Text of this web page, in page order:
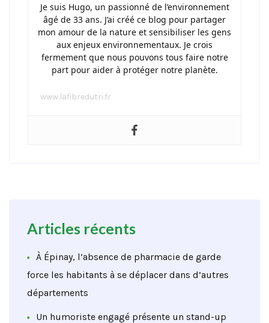
Je suis Hugo, un passionné de l’environnement
âgé de 33 ans. J’ai créé ce blog pour partager
mon amour de la nature et sensibiliser les gens
aux enjeux environnementaux. Je crois
fermement que nous pouvons tous faire notre
part pour aider à protéger notre planète.
www.lafibredutri.fr
Articles récents
À Épinay, l’absence de pharmacie de garde
force les habitants à se déplacer dans d’autres
départements
Un humoriste engagé présente un stand-up